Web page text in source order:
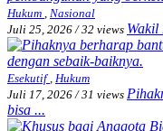
Hukum , Nasional
Juli 25, 2026 / 32 views Wakil
Esekutif , Hukum
Juli 17, 2026 / 31 views
bisa ...